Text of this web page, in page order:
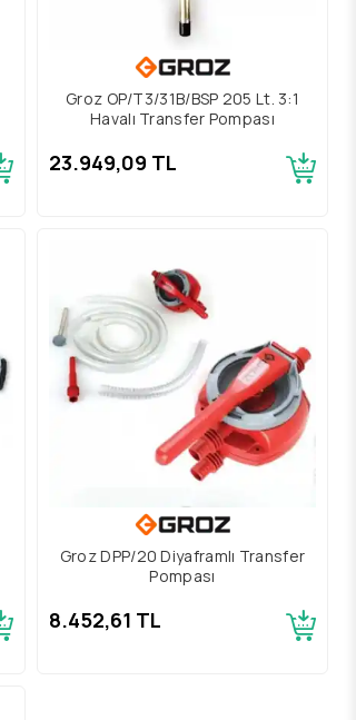
Groz OP/T3/31B/BSP 205 Lt. 3:1
Havalı Transfer Pompası
23.949,09 TL
Groz DPP/20 Diyaframlı Transfer
Pompası
8.452,61 TL